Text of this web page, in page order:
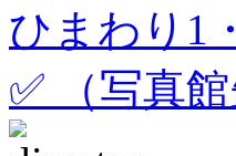
ひまわり
✅ （写真